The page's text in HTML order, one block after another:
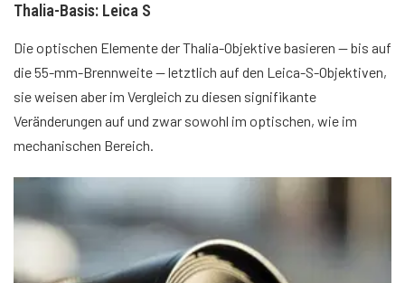
Thalia-Basis: Leica S
Die optischen Elemente der Thalia-Objektive basieren — bis auf
die 55-mm-Brennweite — letztlich auf den Leica-S-Objektiven,
sie weisen aber im Vergleich zu diesen signifikante
Veränderungen auf und zwar sowohl im optischen, wie im
mechanischen Bereich.